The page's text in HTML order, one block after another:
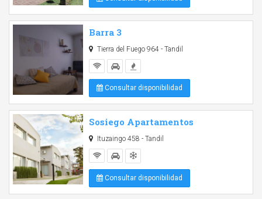
Barra 3
Tierra del Fuego 964 - Tandil
Consultar disponibilidad
Sosiego Apartamentos
Ituzaingo 458 - Tandil
Consultar disponibilidad